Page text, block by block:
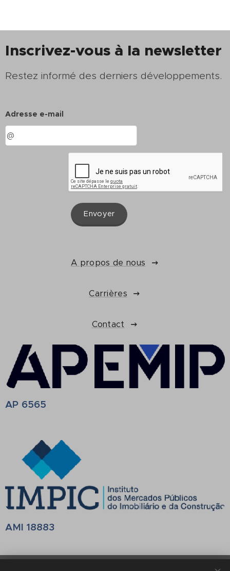
Inscrivez-vous à la newsletter
Restez informé des derniers développements.
Adresse e-mail
Envoyer
A propos de nous
Carrières
Contact
AP 6565
AMI 18883